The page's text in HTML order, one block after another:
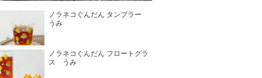
ノラネコぐんだん タンブラー
うみ
ノラネコぐんだん フロートグラ
ス うみ